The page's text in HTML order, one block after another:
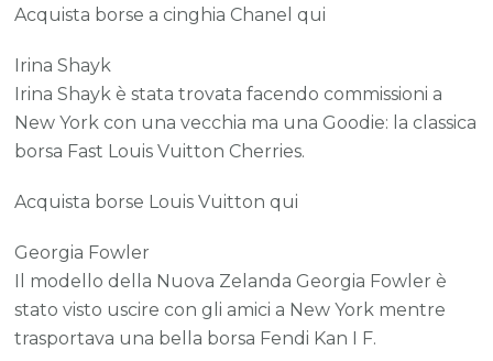
Acquista borse a cinghia Chanel qui
Irina Shayk
Irina Shayk è stata trovata facendo commissioni a
New York con una vecchia ma una Goodie: la classica
borsa Fast Louis Vuitton Cherries.
Acquista borse Louis Vuitton qui
Georgia Fowler
Il modello della Nuova Zelanda Georgia Fowler è
stato visto uscire con gli amici a New York mentre
trasportava una bella borsa Fendi Kan I F.